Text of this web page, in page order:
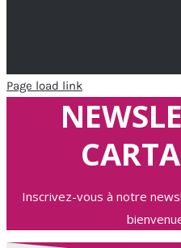
Page load link
Inscrivez-vous à notre